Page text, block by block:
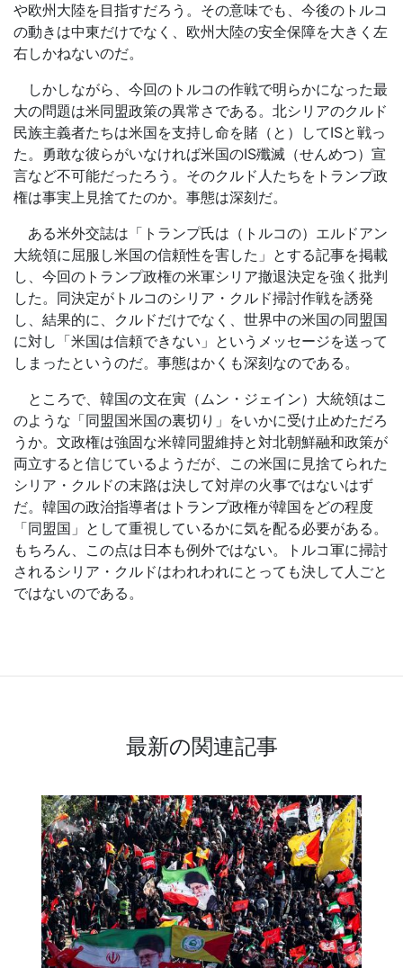
や欧州大陸を目指すだろう。その意味でも、今後のトルコ
の動きは中東だけでなく、欧州大陸の安全保障を大きく左
右しかねないのだ。
しかしながら、今回のトルコの作戦で明らかになった最
大の問題は米同盟政策の異常さである。北シリアのクルド
民族主義者たちは米国を支持し命を賭（と）してISと戦っ
た。勇敢な彼らがいなければ米国のIS殲滅（せんめつ）宣
言など不可能だったろう。そのクルド人たちをトランプ政
権は事実上見捨てたのか。事態は深刻だ。
ある米外交誌は「トランプ氏は（トルコの）エルドアン
大統領に屈服し米国の信頼性を害した」とする記事を掲載
し、今回のトランプ政権の米軍シリア撤退決定を強く批判
した。同決定がトルコのシリア・クルド掃討作戦を誘発
し、結果的に、クルドだけでなく、世界中の米国の同盟国
に対し「米国は信頼できない」というメッセージを送って
しまったというのだ。事態はかくも深刻なのである。
ところで、韓国の文在寅（ムン・ジェイン）大統領はこ
のような「同盟国米国の裏切り」をいかに受け止めただろ
うか。文政権は強固な米韓同盟維持と対北朝鮮融和政策が
両立すると信じているようだが、この米国に見捨てられた
シリア・クルドの末路は決して対岸の火事ではないはず
だ。韓国の政治指導者はトランプ政権が韓国をどの程度
「同盟国」として重視しているかに気を配る必要がある。
もちろん、この点は日本も例外ではない。トルコ軍に掃討
されるシリア・クルドはわれわれにとっても決して人ごと
ではないのである。
最新の関連記事